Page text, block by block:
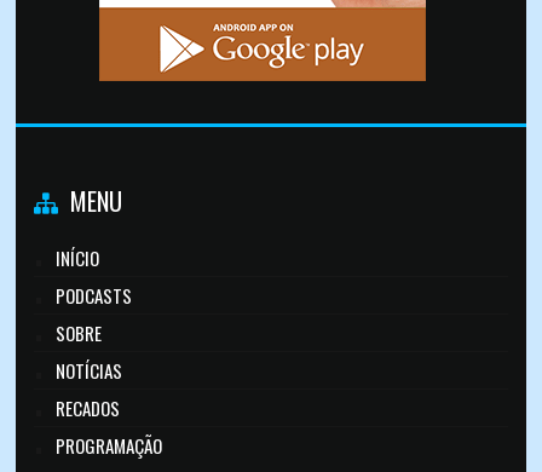
MENU
INÍCIO
PODCASTS
SOBRE
NOTÍCIAS
RECADOS
PROGRAMAÇÃO